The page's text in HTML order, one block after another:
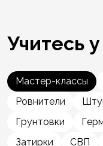
Учитесь
Мастер-классы
Ровнители
Грунтовки
Затирки
СВП